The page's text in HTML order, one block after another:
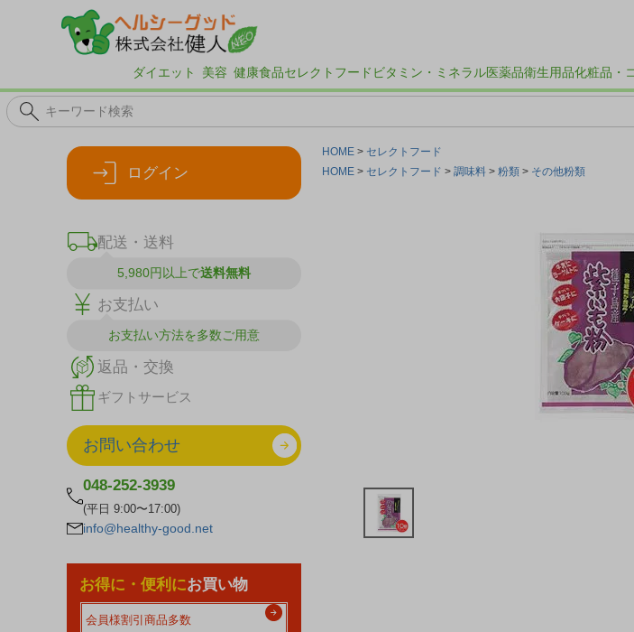
ダイエット 美容 健康食品セレクトフード ビタミン・ミネラル医薬品衛生用品化粧品・
ログイン
配送・送料
5,980円以上で送料無料
お支払い
お支払い方法を多数ご用意
返品・交換
ギフトサービス
お問い合わせ
048-252-3939
(平日 9:00〜17:00)
info@healthy-good.net
お得に・便利にお買い物
会員様割引商品多数
HOME
セレクトフード
HOME
セレクトフード 調味料 粉類 その他粉類